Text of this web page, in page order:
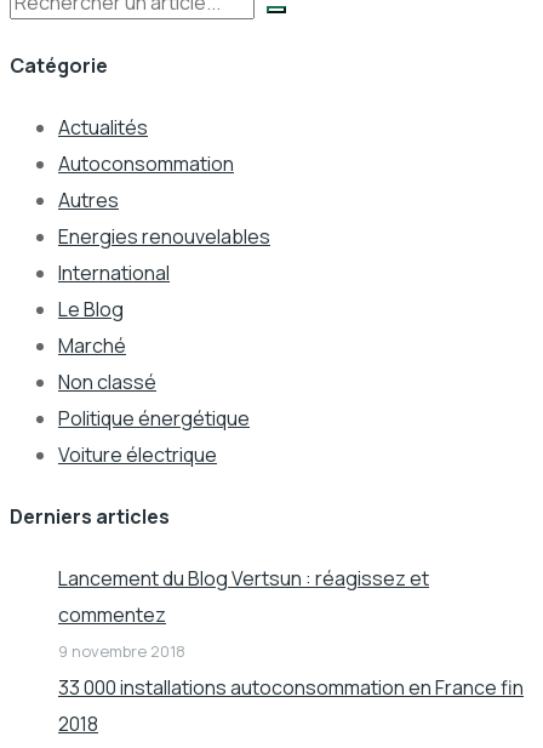
Catégorie
Actualités
Autoconsommation
Autres
Energies renouvelables
International
Le Blog
Marché
Non classé
Politique énergétique
Voiture électrique
Derniers articles
Lancement du Blog Vertsun : réagissez et
commentez
9 novembre 2018
33 000 installations autoconsommation en France fin
2018